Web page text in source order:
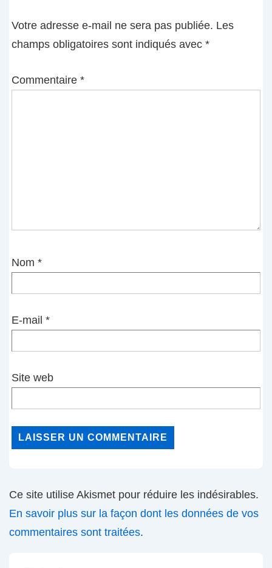
Votre adresse e-mail ne sera pas publiée. Les
champs obligatoires sont indiqués avec *
Commentaire *
Nom *
E-mail *
Site web
Ce site utilise Akismet pour réduire les indésirables.
En savoir plus sur la façon dont les données de vos
commentaires sont traitées.